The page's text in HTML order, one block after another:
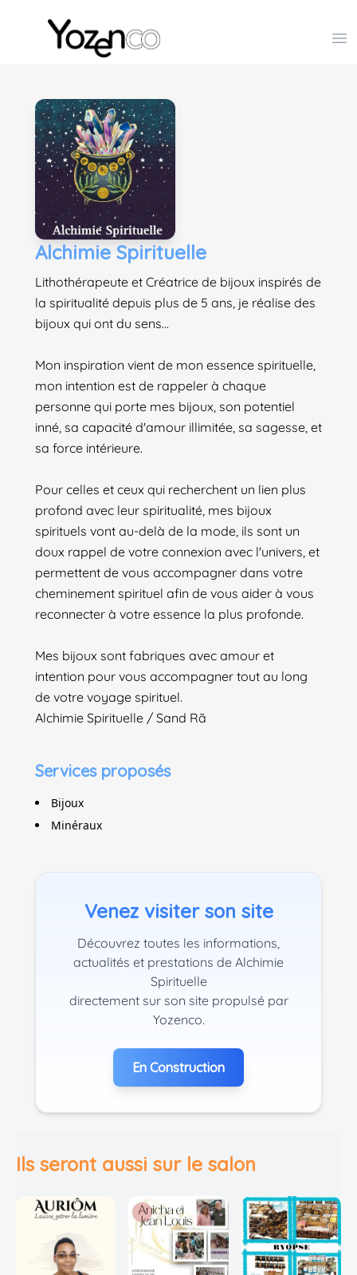
Yozenco - Organisateur de Salons, Evénements et
Alchimie Spirituelle
Lithothérapeute et Créatrice de bijoux inspirés de
la spiritualité depuis plus de 5 ans, je réalise des
bijoux qui ont du sens...
Mon inspiration vient de mon essence spirituelle,
mon intention est de rappeler à chaque
personne qui porte mes bijoux, son potentiel
inné, sa capacité d'amour illimitée, sa sagesse, et
sa force intérieure.
Pour celles et ceux qui recherchent un lien plus
profond avec leur spiritualité, mes bijoux
spirituels vont au-delà de la mode, ils sont un
doux rappel de votre connexion avec l'univers, et
permettent de vous accompagner dans votre
cheminement spirituel afin de vous aider à vous
reconnecter à votre essence la plus profonde.
Mes bijoux sont fabriques avec amour et
intention pour vous accompagner tout au long
de votre voyage spirituel.
Alchimie Spirituelle / Sand Rã
Services proposés
Bijoux
Minéraux
Venez visiter son site
Découvrez toutes les informations,
actualités et prestations de Alchimie
Spirituelle
directement sur son site propulsé par
Yozenco.
En Construction
Ils seront aussi sur le salon